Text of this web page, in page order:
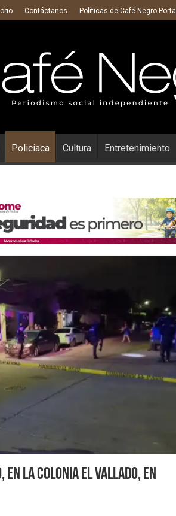
Contáctanos Políticas de Café Negro Portal
Policiaca Cultura Entretenimiento
en la colonia El Vallado, en